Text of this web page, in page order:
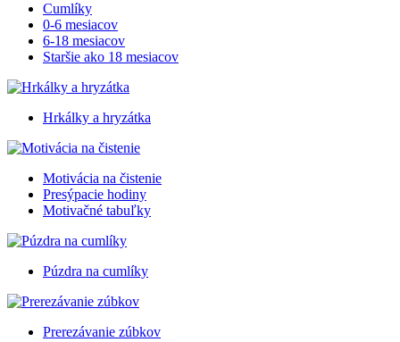
Cumlíky
0-6 mesiacov
6-18 mesiacov
Staršie ako 18 mesiacov
Hrkálky a hryzátka
Motivácia na čistenie
Presýpacie hodiny
Motivačné tabuľky
Púzdra na cumlíky
Prerezávanie zúbkov